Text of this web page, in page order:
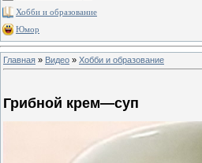
Хобби и образование
Юмор
Главная » Видео » Хобби и образование
Грибной крем—суп